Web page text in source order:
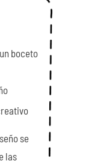
boceto
se
las